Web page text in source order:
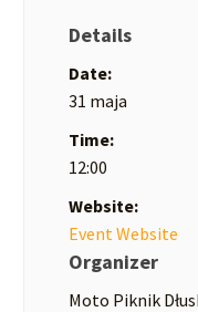
Details
Date:
31 maja
Time:
12:00
Website:
Event Website
Organizer
Moto Piknik